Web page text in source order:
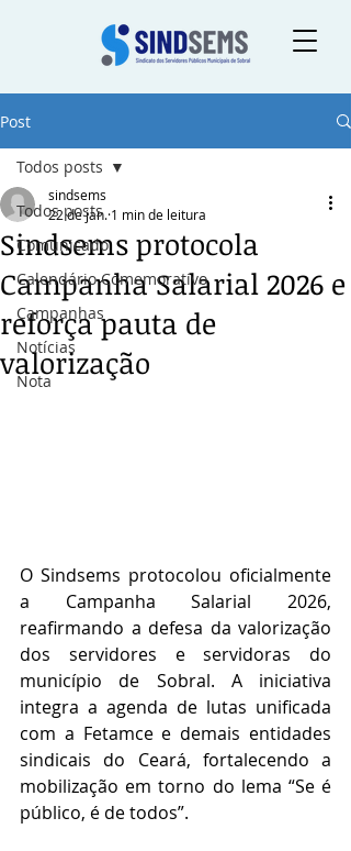
Post
Todos posts
Comunicado
Calendário Comemorativo
Campanhas
Notícias
Nota
Todos posts
Sindsems protocola
Campanha Salarial 2026 e
reforça pauta de
valorização
sindsems
22 de jan. 1 min de leitura
O Sindsems protocolou oficialmente
a Campanha Salarial 2026,
reafirmando a defesa da valorização
dos servidores e servidoras do
município de Sobral. A iniciativa
integra a agenda de lutas unificada
com a Fetamce e demais entidades
sindicais do Ceará, fortalecendo a
mobilização em torno do lema “Se é
público, é de todos”.